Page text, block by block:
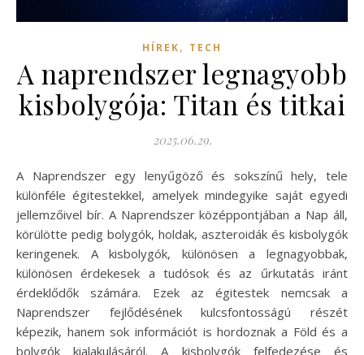
HÍREK, TECH
A naprendszer legnagyobb
kisbolygója: Titan és titkai
2025.06.29.
A Naprendszer egy lenyűgöző és sokszínű hely, tele
különféle égitestekkel, amelyek mindegyike saját egyedi
jellemzőivel bír. A Naprendszer középpontjában a Nap áll,
körülötte pedig bolygók, holdak, aszteroidák és kisbolygók
keringenek. A kisbolygók, különösen a legnagyobbak,
különösen érdekesek a tudósok és az űrkutatás iránt
érdeklődők számára. Ezek az égitestek nemcsak a
Naprendszer fejlődésének kulcsfontosságú részét
képezik, hanem sok információt is hordoznak a Föld és a
bolygók kialakulásáról. A kisbolygók felfedezése és